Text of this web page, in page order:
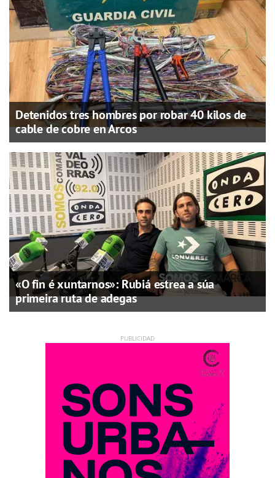
Detenidos tres hombres por robar 40 kilos de
cable de cobre en Arcos
«O fin é xuntarnos»: Rubiá estrea a súa
primeira ruta de adegas